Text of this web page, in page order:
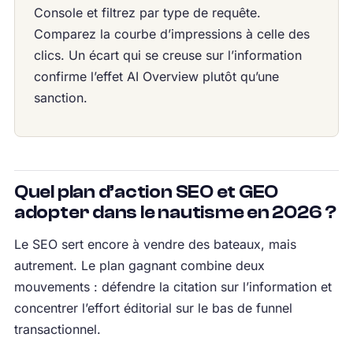
Console et filtrez par type de requête.
Comparez la courbe d’impressions à celle des
clics. Un écart qui se creuse sur l’information
confirme l’effet AI Overview plutôt qu’une
sanction.
Quel plan d’action SEO et GEO
adopter dans le nautisme en 2026 ?
Le SEO sert encore à vendre des bateaux, mais
autrement. Le plan gagnant combine deux
mouvements : défendre la citation sur l’information et
concentrer l’effort éditorial sur le bas de funnel
transactionnel.